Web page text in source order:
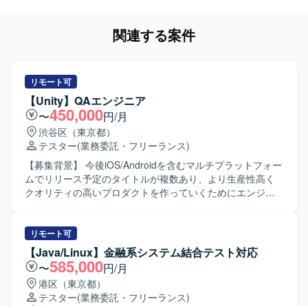
関連する案件
リモート可
【Unity】QAエンジニア
〜450,000円/月
渋谷区（東京都）
テスター(業務委託・フリーランス)
【募集背景】 今後iOS/Androidを含むマルチプラットフォー
ムでリリース予定のタイトルが複数あり、より生産性高く
クオリティの高いプロダクトを作っていくためにエンジニ
た開発支援業務を担当していただきます。 テストの自動化
として、繰り返し実施するテストや高負荷な検証の自動化
による開発サイクルの高速化および精度向上に取り組んで
いただきます。 AnjinやUnity Test Framework等を用いたテ
スト自動化や、CI/CD環境における品質管理を行っていただ
きます。 改善プロジェクトの推進として、開発上の課題収
リモート可
【Java/Linux】金融系システム結合テスト対応
〜585,000円/月
港区（東京都）
テスター(業務委託・フリーランス)